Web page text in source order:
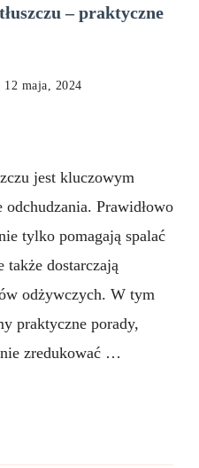
– praktyczne
12 maja, 2024
redukcję
jest kluczowym
odchudzania. Prawidłowo
tylko pomagają spalać
także dostarczają
odżywczych. W tym
praktyczne porady,
zredukować …